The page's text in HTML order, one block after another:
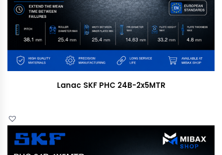
Lanac SKF PHC 24B-2x5MTR